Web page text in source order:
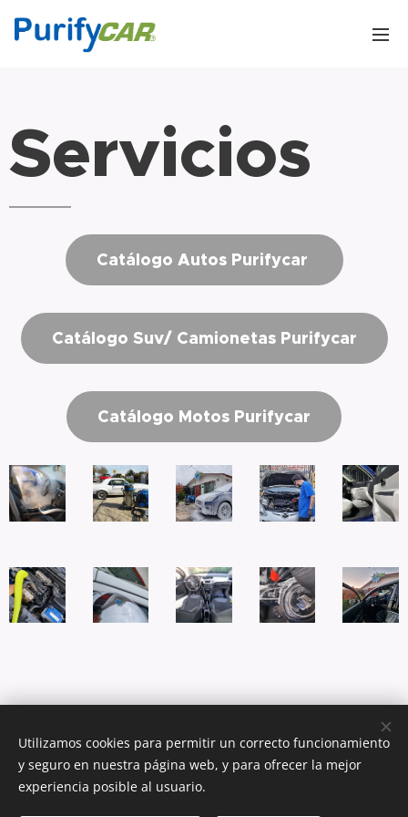
Servicios
Catálogo Autos Purifycar
Catálogo Suv/ Camionetas Purifycar
Catálogo Motos Purifycar
Utilizamos cookies para permitir un correcto funcionamiento
y seguro en nuestra página web, y para ofrecer la mejor
experiencia posible al usuario.